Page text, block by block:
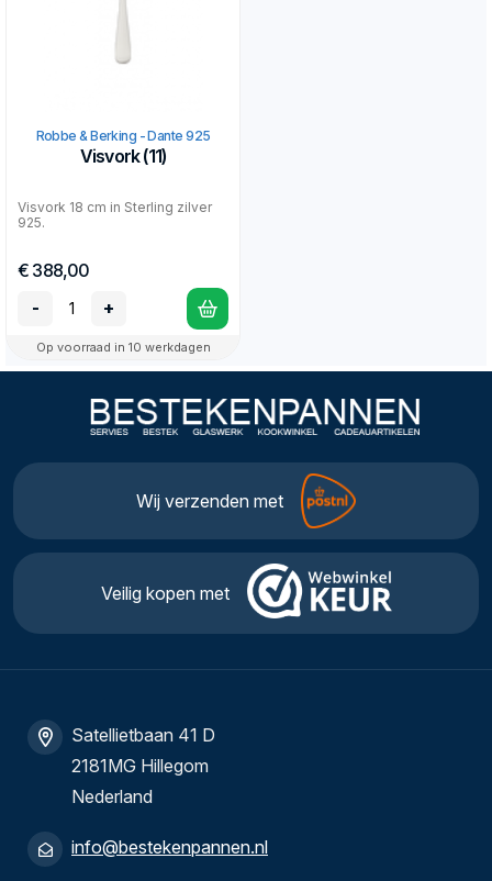
Robbe & Berking - Dante 925
Visvork (11)
Visvork 18 cm in Sterling zilver
925.
€ 388,00
-
+
Op voorraad in 10 werkdagen
Wij verzenden met
Veilig kopen met
Satellietbaan 41 D
2181MG Hillegom
Nederland
info@bestekenpannen.nl